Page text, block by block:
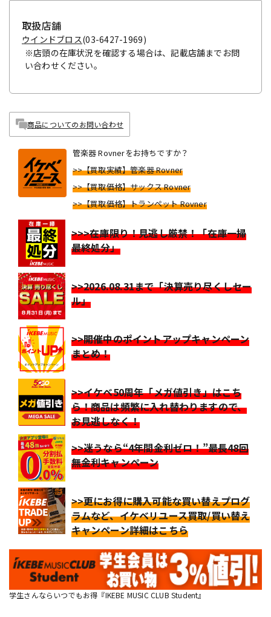
取扱店舗
ウインドブロス(03-6427-1969)
※店頭の在庫状況を確認する場合は、記載店舗までお問
い合わせください。
商品についてのお問い合わせ
管楽器 Rovnerをお持ちですか？
>>【買取実績】管楽器 Rovner
>>【買取価格】サックス Rovner
>>【買取価格】トランペット Rovner
>>>在庫限り！見逃し厳禁！「在庫一掃
最終処分」
>>2026.08.31まで「決算売り尽くしセー
ル」
>>開催中のポイントアップキャンペーン
まとめ！
>>イケベ50周年「メガ値引き」はこち
ら！商品は頻繁に入れ替わりますので、
お見逃しなく！
>>迷うなら“4年間金利ゼロ！”最長48回
無金利キャンペーン
>>更にお得に購入可能な買い替えプログ
ラムなど、イケベリユース買取/買い替え
キャンペーン詳細はこちら
学生さんならいつでもお得『IKEBE MUSIC CLUB Student』